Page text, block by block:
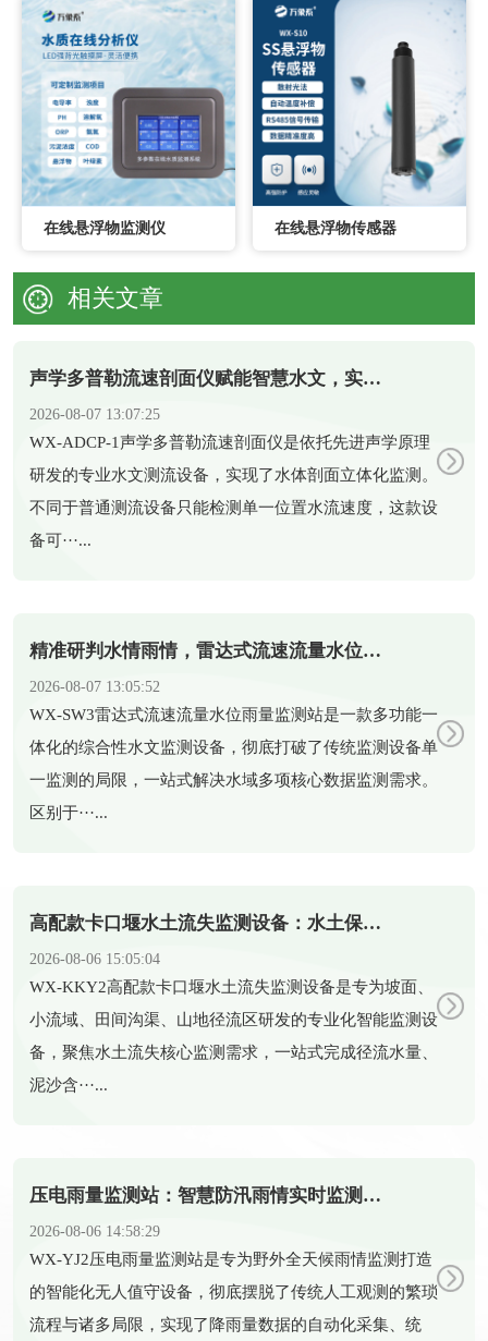
在线悬浮物监测仪 在线悬浮物传感器
相关文章
声学多普勒流速剖面仪赋能智慧水文，实现水体剖面精准测流
2026-08-07 13:07:25
​WX-ADCP-1声学多普勒流速剖面仪是依托先进声学原理
研发的专业水文测流设备，实现了水体剖面立体化监测。
不同于普通测流设备只能检测单一位置水流速度，这款设
备可···...
精准研判水情雨情，雷达式流速流量水位雨量监测站助力科学防汛
2026-08-07 13:05:52
​WX-SW3雷达式流速流量水位雨量监测站是一款多功能一
体化的综合性水文监测设备，彻底打破了传统监测设备单
一监测的局限，一站式解决水域多项核心数据监测需求。
区别于···...
高配款卡口堰水土流失监测设备：水土保持智能化监测新装备
2026-08-06 15:05:04
​WX-KKY2高配款卡口堰水土流失监测设备是专为坡面、
小流域、田间沟渠、山地径流区研发的专业化智能监测设
备，聚焦水土流失核心监测需求，一站式完成径流水量、
泥沙含···...
压电雨量监测站：智慧防汛雨情实时监测智能设备
2026-08-06 14:58:29
​WX-YJ2压电雨量监测站是专为野外全天候雨情监测打造
的智能化无人值守设备，彻底摆脱了传统人工观测的繁琐
流程与诸多局限，实现了降雨量数据的自动化采集、统